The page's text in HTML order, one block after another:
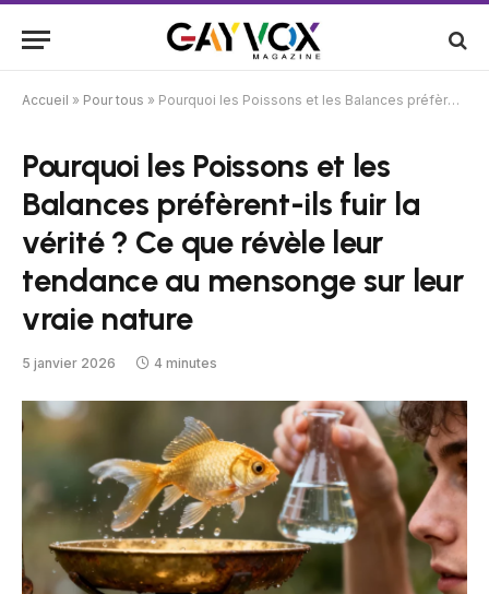
Accueil » Pour tous » Pourquoi les Poissons et les Balances préfèrent-ils fuir la vérité ? Ce que révèle leur tendance au mensonge sur leur vraie nature
Pourquoi les Poissons et les
Balances préfèrent-ils fuir la
vérité ? Ce que révèle leur
tendance au mensonge sur leur
vraie nature
5 janvier 2026 4 minutes